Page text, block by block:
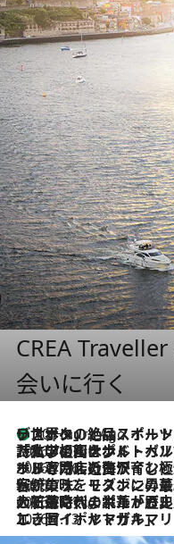
CREA
会いに行く
10 Hours Ago
リスボンの絶品スイーツ「パステル・デ・ナタ」とは？ポルトガル伝統の奥深い世界へ
2026.7.27
「私の祖国はポルトガル語です」国民的詩人フェルナンド・ペソアと、彼が愛した文学の街を歩く
2026.7.26
ポルトガル近海が育む極上の海の幸。キリリと冷えた白ワインと愉しむ、シーフード専門店の贅沢
2026.7.22
伝統の味をモダンに昇華。高感度な地元客が集う、リスボンの最旬ガストロノミー
2026.7.21
大航海時代の栄華から、震災、独裁、そして革命へ。ポルトガル・首都リス
2026.7.13
エッセイ・ヤマザキマリ「慎ましくも美しき国 ポルトガル」